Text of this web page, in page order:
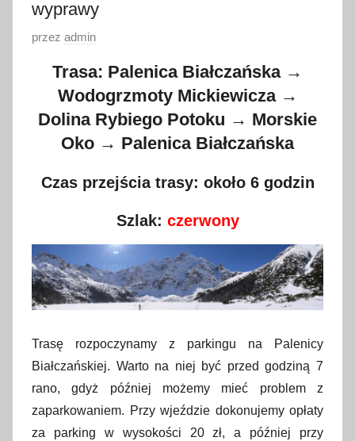
wyprawy
O
n
o
2
6
a
r
c
a
2
przez admin
Trasa: Palenica Białczańska →
Wodogrzmoty Mickiewicza →
Dolina Rybiego Potoku → Morskie
Oko → Palenica Białczańska
Czas przejścia trasy: około 6 godzin
Szlak: czerwony
Trasę rozpoczynamy z parkingu na Palenicy
Białczańskiej. Warto na niej być przed godziną 7
rano, gdyż później możemy mieć problem z
zaparkowaniem. Przy wjeździe dokonujemy opłaty
za parking w wysokości 20 zł, a później przy